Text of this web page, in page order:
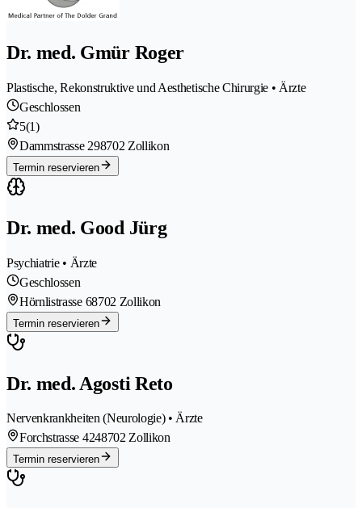
Dr. med. Gmür Roger
Plastische, Rekonstruktive und Aesthetische Chirurgie • Ärzte
Geschlossen
5(1)
Dammstrasse 298702 Zollikon
Termin reservieren
Dr. med. Good Jürg
Psychiatrie • Ärzte
Geschlossen
Hörnlistrasse 68702 Zollikon
Termin reservieren
Dr. med. Agosti Reto
Nervenkrankheiten (Neurologie) • Ärzte
Forchstrasse 4248702 Zollikon
Termin reservieren